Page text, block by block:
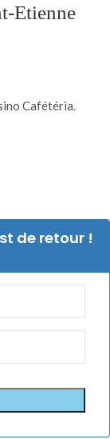
Etienne
Cafétéria.
de retour !